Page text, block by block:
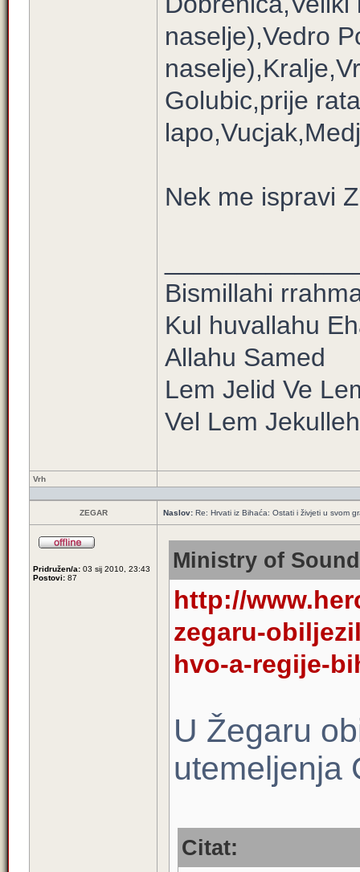
naselje),Vedro
Golubic,prije
Nek me ispravi
Bismillahi
Kul huvallahu
Allahu Samed
Lem Jelid Ve
Vel Lem
Vrh
ZEGAR Naslov: Re: Hrvati iz Bihaća: Ostati i živjeti u svom
Pridružen/a: 03 sij 2010, 23:43
Postovi: 87
Ministry of
http://
zegaru-
hvo-a-regije-
U Žegaru
utemeljenja
Citat: